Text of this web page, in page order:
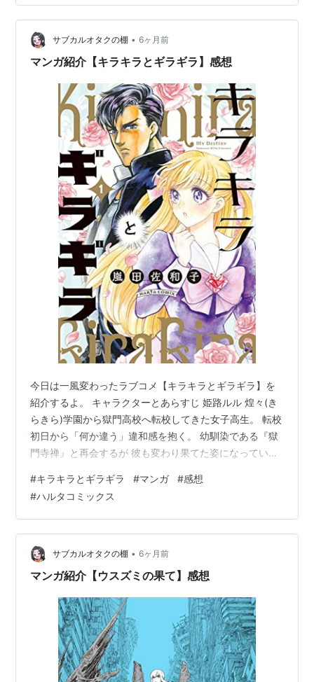
親ロカ、刃物職人ハルシナ、甲羅木組の古株タブワカ……
彼らの活躍にもご期待下さい。驚いた！！まさかミコチ
の憧れる『ナイトスネイル』のデザイナーが登場するだ
なんて思ってなかったよ。憧れのデザイナ…
サブカルオタクの棚 • 6ヶ月前
マンガ紹介【キラキラとギラギラ】感想
今日は一風変わったラブコメ【キラキラとギラギラ】を
紹介するよ。 キャラクターとあらすじ 姫路ルル 煌々(き
らきら)学園から獄門高校へ転校してきた女子高生。 転校
初日から「何か違う」違和感を抱く。 幼馴染である『獄
門寺禅』と再会するが 彼も変わり果てた姿になってい
長”とあだ名がつけられており、誰とも連まない一匹狼。
ルルとは幼馴染で仲も良かったが、再会したルルに対し
て素っ気ない態度を取る。 新しい学校に胸を踊らす『姫
路ルル』。しかし転校先の学校はルルの通っていた学校
とは生徒の顔の濃さも線の太さも違っていた。 幼馴染で
仲の良かった『獄門寺禅…
#キラキラとギラギラ #マンガ #感想
#ハルタコミックス
サブカルオタクの棚 • 6ヶ月前
マンガ紹介【ウスズミの果て】感想